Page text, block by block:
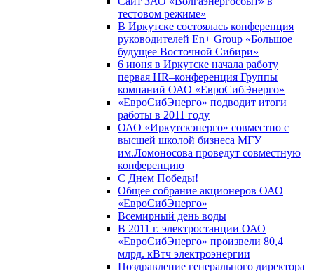
тестовом режиме»
В Иркутске состоялась конференция
руководителей En+ Group «Большое
будущее Восточной Сибири»
6 июня в Иркутске начала работу
первая HR–конференция Группы
компаний ОАО «ЕвроСибЭнерго»
«ЕвроСибЭнерго» подводит итоги
работы в 2011 году
ОАО «Иркутскэнерго» совместно с
высшей школой бизнеса МГУ
им.Ломоносова проведут совместную
конференцию
С Днем Победы!
Общее собрание акционеров ОАО
«ЕвроСибЭнерго»
Всемирный день воды
В 2011 г. электростанции ОАО
«ЕвроСибЭнерго» произвели 80,4
млрд. кВтч электроэнергии
Поздравление генерального директора